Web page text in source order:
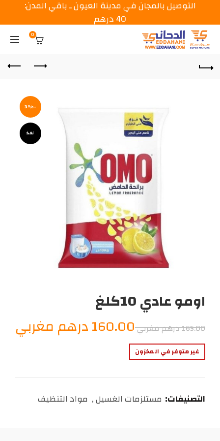
0
-3%
نفذ
اومو عادي 10كلغ
165.00درهم مغربيالسعر
الأصلي
165.00
160.00درهم مغربي
غير متوفر في المخزون
التصنيفات: مستلزمات الغسيل, مواد التنظيف
التوصيل بالمجان في مدينة العيون ـ باقي المدن:
40 درهم